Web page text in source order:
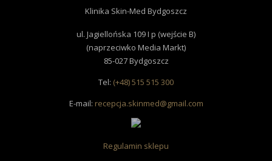
Klinika Skin-Med Bydgoszcz
ul. Jagiellońska 109 I p (wejście B)
(naprzeciwko Media Markt)
85-027 Bydgoszcz
Tel: (+48) 515 515 300
E-mail: recepcja.skinmed@gmail.com
Regulamin sklepu